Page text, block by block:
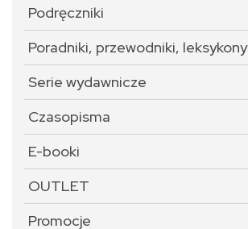
Podręczniki
Poradniki, przewodniki, leksykony
Serie wydawnicze
Czasopisma
E-booki
OUTLET
Promocje